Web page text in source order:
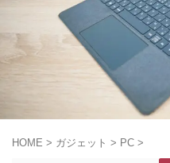
HOME > ガジェット > PC >